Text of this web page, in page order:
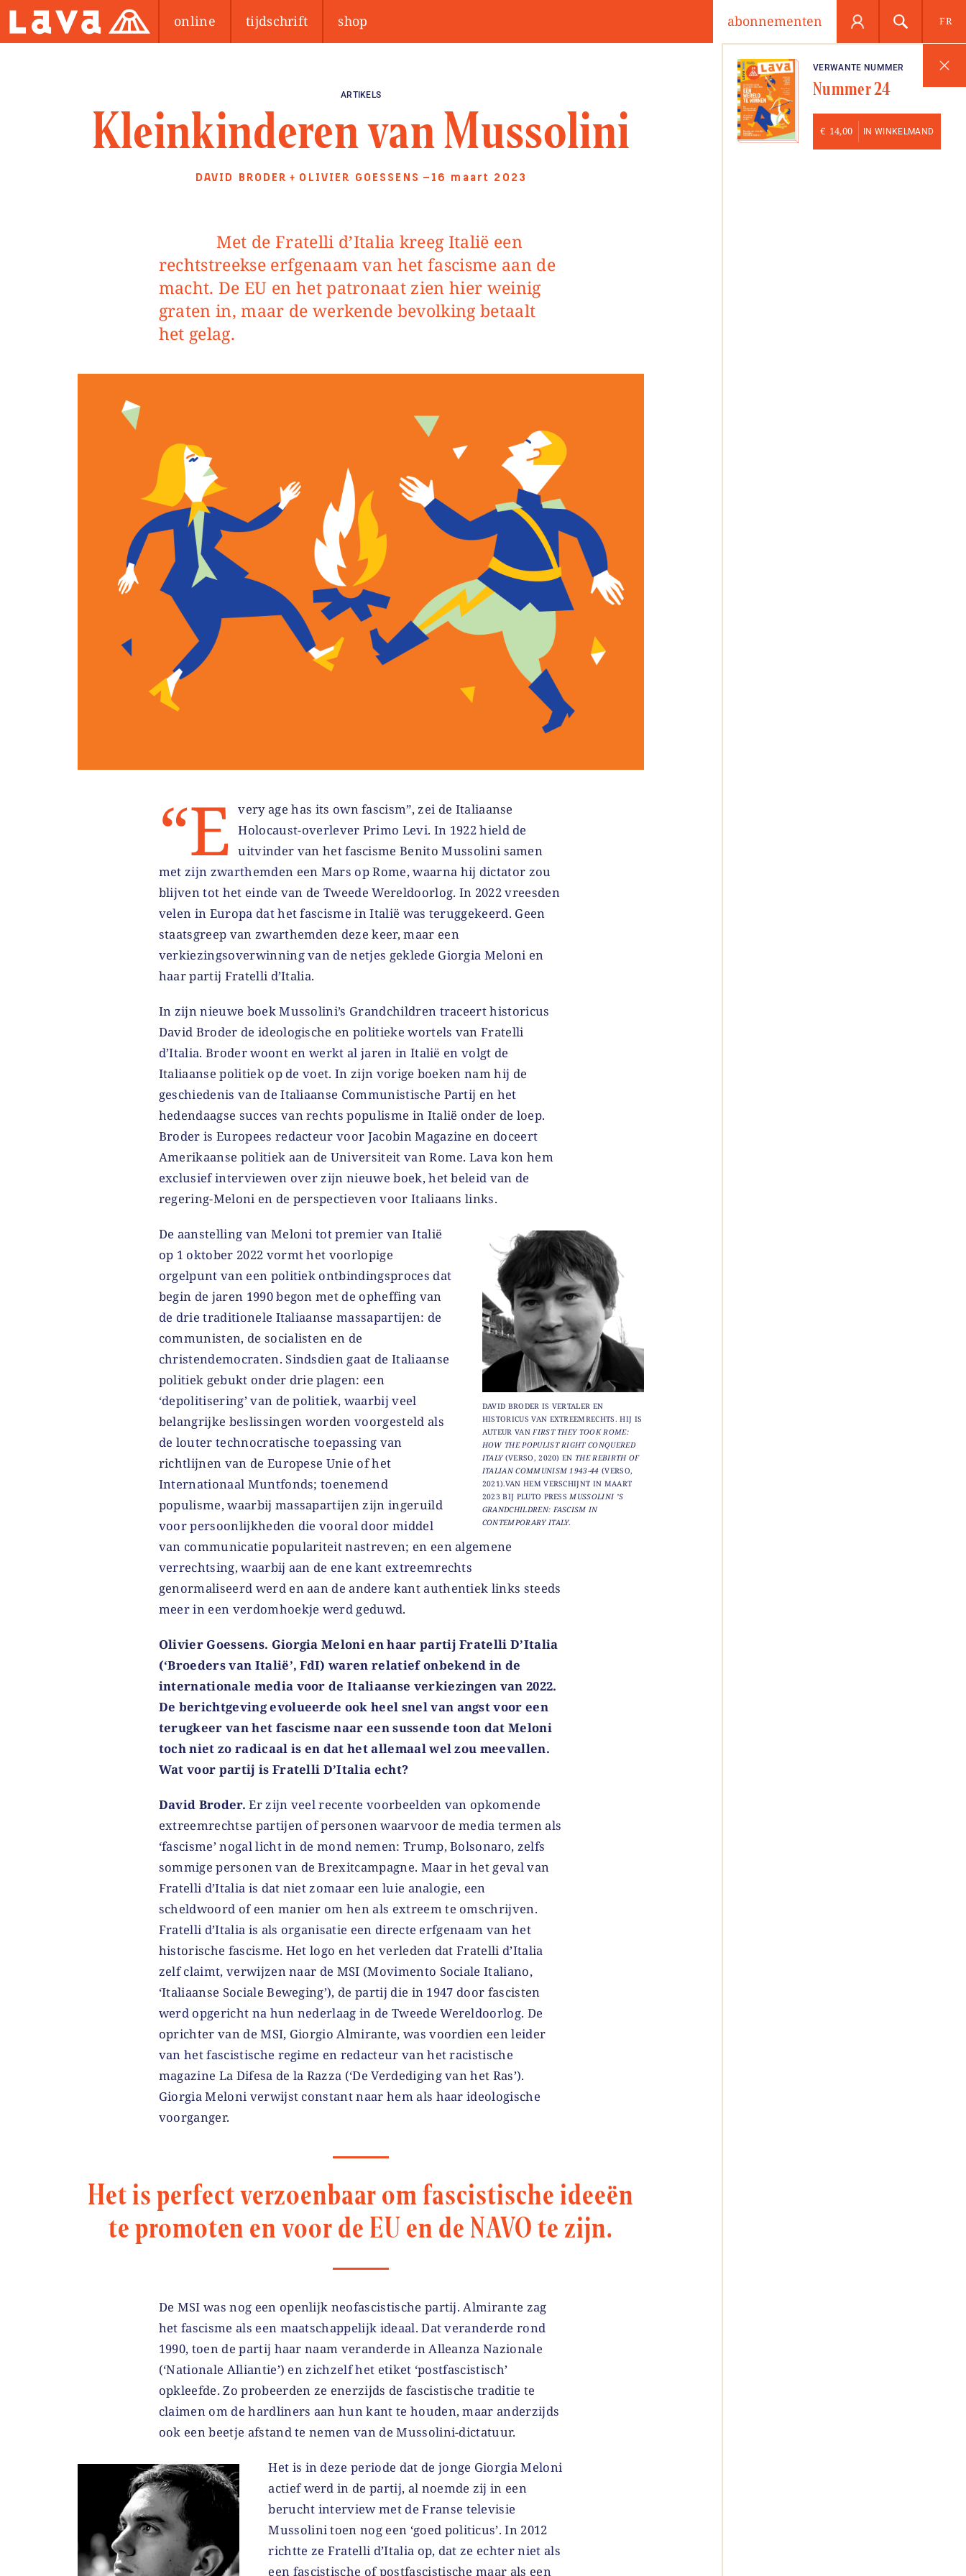
FR
online tijdschrift shop abonnementen
ARTIKELS
Kleinkinderen van Mussolini
DAVID BRODER + OLIVIER GOESSENS —16 maart 2023
Met de Fratelli d’Italia kreeg Italië een
rechtstreekse erfgenaam van het fascisme aan de
macht. De EU en het patronaat zien hier weinig
graten in, maar de werkende bevolking betaalt
het gelag.
“E very age has its own fascism”, zei de Italiaanse
Holocaust-overlever Primo Levi. In 1922 hield de
uitvinder van het fascisme Benito Mussolini samen
met zijn zwarthemden een Mars op Rome, waarna hij dictator zou
blijven tot het einde van de Tweede Wereldoorlog. In 2022 vreesden
velen in Europa dat het fascisme in Italië was teruggekeerd. Geen
staatsgreep van zwarthemden deze keer, maar een
verkiezingsoverwinning van de netjes geklede Giorgia Meloni en
haar partij Fratelli d’Italia.
In zijn nieuwe boek Mussolini’s Grandchildren traceert historicus
David Broder de ideologische en politieke wortels van Fratelli
d’Italia. Broder woont en werkt al jaren in Italië en volgt de
Italiaanse politiek op de voet. In zijn vorige boeken nam hij de
geschiedenis van de Italiaanse Communistische Partij en het
hedendaagse succes van rechts populisme in Italië onder de loep.
Broder is Europees redacteur voor Jacobin Magazine en doceert
Amerikaanse politiek aan de Universiteit van Rome. Lava kon hem
exclusief interviewen over zijn nieuwe boek, het beleid van de
regering-Meloni en de perspectieven voor Italiaans links.
DAVID BRODER IS VERTALER EN
HISTORICUS VAN EXTREEMRECHTS. HIJ IS
AUTEUR VANFIRST THEY TOOK ROME:
HOW THE POPULIST RIGHT CONQUERED
ITALY(VERSO, 2020) EN THE REBIRTH OF
ITALIAN COMMUNISM 1943-44 (VERSO,
2021).VAN HEM VERSCHIJNT IN MAART
2023 BIJ PLUTO PRESS MUSSOLINI ’S
GRANDCHILDREN: FASCISM IN
CONTEMPORARY ITALY.
De aanstelling van Meloni tot premier van Italië
op 1 oktober 2022 vormt het voorlopige
orgelpunt van een politiek ontbindingsproces dat
begin de jaren 1990 begon met de opheffing van
de drie traditionele Italiaanse massapartijen: de
communisten, de socialisten en de
christendemocraten. Sindsdien gaat de Italiaanse
politiek gebukt onder drie plagen: een
‘depolitisering’ van de politiek, waarbij veel
belangrijke beslissingen worden voorgesteld als
de louter technocratische toepassing van
richtlijnen van de Europese Unie of het
Internationaal Muntfonds; toenemend
populisme, waarbij massapartijen zijn ingeruild
voor persoonlijkheden die vooral door middel
van communicatie populariteit nastreven; en een algemene
verrechtsing, waarbij aan de ene kant extreemrechts
genormaliseerd werd en aan de andere kant authentiek links steeds
meer in een verdomhoekje werd geduwd.
Olivier Goessens. Giorgia Meloni en haar partij Fratelli D’Italia
(‘Broeders van Italië’, FdI) waren relatief onbekend in de
internationale media voor de Italiaanse verkiezingen van 2022.
De berichtgeving evolueerde ook heel snel van angst voor een
terugkeer van het fascisme naar een sussende toon dat Meloni
toch niet zo radicaal is en dat het allemaal wel zou meevallen.
Wat voor partij is Fratelli D’Italia echt?
David Broder. Er zijn veel recente voorbeelden van opkomende
extreemrechtse partijen of personen waarvoor de media termen als
‘fascisme’ nogal licht in de mond nemen: Trump, Bolsonaro, zelfs
sommige personen van de Brexitcampagne. Maar in het geval van
Fratelli d’Italia is dat niet zomaar een luie analogie, een
scheldwoord of een manier om hen als extreem te omschrijven.
Fratelli d’Italia is als organisatie een directe erfgenaam van het
historische fascisme. Het logo en het verleden dat Fratelli d’Italia
zelf claimt, verwijzen naar de MSI (Movimento Sociale Italiano,
‘Italiaanse Sociale Beweging’), de partij die in 1947 door fascisten
werd opgericht na hun nederlaag in de Tweede Wereldoorlog. De
oprichter van de MSI, Giorgio Almirante, was voordien een leider
van het fascistische regime en redacteur van het racistische
magazine La Difesa de la Razza (‘De Verdediging van het Ras’).
Giorgia Meloni verwijst constant naar hem als haar ideologische
voorganger.
Het is perfect verzoenbaar om fascistische ideeën
te promoten en voor de EU en de NAVO te zijn.
De MSI was nog een openlijk neofascistische partij. Almirante zag
het fascisme als een maatschappelijk ideaal. Dat veranderde rond
1990, toen de partij haar naam veranderde in Alleanza Nazionale
(‘Nationale Alliantie’) en zichzelf het etiket ‘postfascistisch’
opkleefde. Zo probeerden ze enerzijds de fascistische traditie te
claimen om de hardliners aan hun kant te houden, maar anderzijds
ook een beetje afstand te nemen van de Mussolini-dictatuur.
Het is in deze periode dat de jonge Giorgia Meloni
actief werd in de partij, al noemde zij in een
berucht interview met de Franse televisie
Mussolini toen nog een ‘goed politicus’. In 2012
richtte ze Fratelli d’Italia op, dat ze echter niet als
een fascistische of postfascistische maar als een
VERWANTE NUMMER
Nummer 24
€ 14,00 IN WINKELMAND